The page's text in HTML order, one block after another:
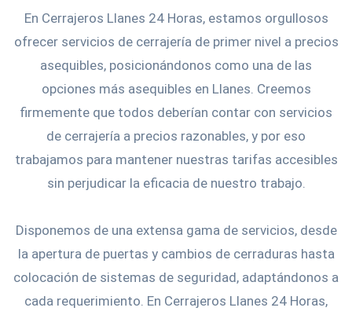
En Cerrajeros Llanes 24 Horas, estamos orgullosos
ofrecer servicios de cerrajería de primer nivel a precios
asequibles, posicionándonos como una de las
opciones más asequibles en Llanes. Creemos
firmemente que todos deberían contar con servicios
de cerrajería a precios razonables, y por eso
trabajamos para mantener nuestras tarifas accesibles
sin perjudicar la eficacia de nuestro trabajo.
Disponemos de una extensa gama de servicios, desde
la apertura de puertas y cambios de cerraduras hasta
colocación de sistemas de seguridad, adaptándonos a
cada requerimiento. En Cerrajeros Llanes 24 Horas,